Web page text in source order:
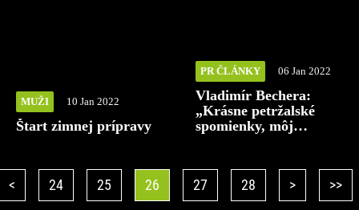
MUŽI 10 Jan 2022
Štart zimnej prípravy
PR ČLÁNKY 06 Jan 2022
Vladimír Bechera:
„Krásne petržalské
spomienky, môj
< 24 25 26 27 28 > >>